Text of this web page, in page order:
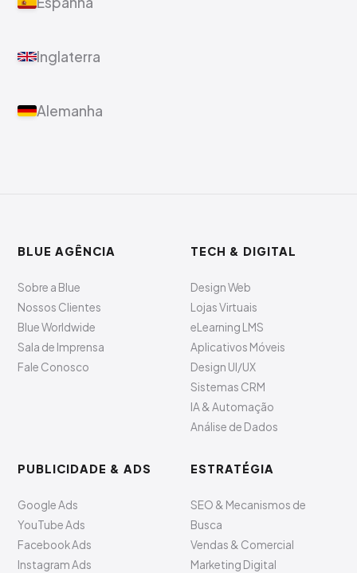
Inglaterra
Alemanha
BLUE AGÊNCIA
Sobre a Blue
Nossos Clientes
Blue Worldwide
Sala de Imprensa
Fale Conosco
TECH & DIGITAL
Design Web
Lojas Virtuais
eLearning LMS
Aplicativos Móveis
Design UI/UX
Sistemas CRM
IA & Automação
Análise de Dados
PUBLICIDADE & ADS
Google Ads
YouTube Ads
Facebook Ads
Instagram Ads
ESTRATÉGIA
SEO & Mecanismos de
Busca
Vendas & Comercial
Marketing Digital